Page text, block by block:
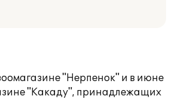
"Нерпенок" и в июне
"Какаду", принадлежащих